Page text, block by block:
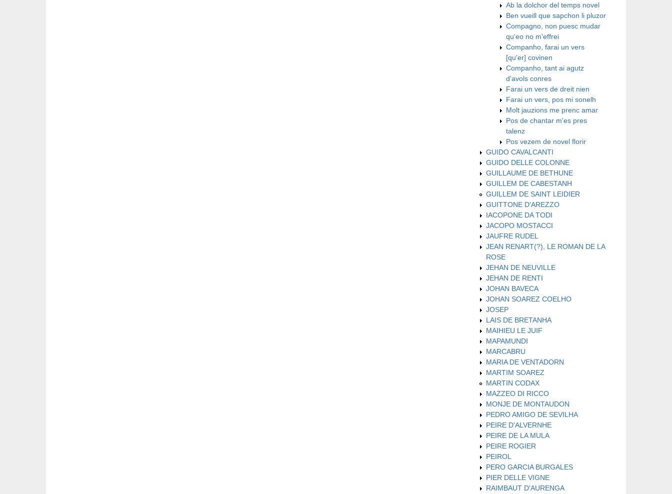
Ab la dolchor del temps novel
Ben vueill que sapchon li pluzor
Compagno, non puesc mudar
qu'eo no m'effrei
Companho, farai un vers
[qu'er] covinen
Companho, tant ai agutz
d'avols conres
Farai un vers de dreit nien
Farai un vers, pos mi sonelh
Molt jauzions me prenc amar
Pos de chantar m'es pres
talenz
Pos vezem de novel florir
GUIDO CAVALCANTI
GUIDO DELLE COLONNE
GUILLAUME DE BETHUNE
GUILLEM DE CABESTANH
GUILLEM DE SAINT LEIDIER
GUITTONE D'AREZZO
IACOPONE DA TODI
JACOPO MOSTACCI
JAUFRE RUDEL
JEAN RENART(?), LE ROMAN DE LA
ROSE
JEHAN DE NEUVILLE
JEHAN DE RENTI
JOHAN BAVECA
JOHAN SOAREZ COELHO
JOSEP
LAIS DE BRETANHA
MAIHIEU LE JUIF
MAPAMUNDI
MARCABRU
MARIA DE VENTADORN
MARTIM SOAREZ
MARTIN CODAX
MAZZEO DI RICCO
MONJE DE MONTAUDON
PEDRO AMIGO DE SEVILHA
PEIRE D'ALVERNHE
PEIRE DE LA MULA
PEIRE ROGIER
PEIROL
PERO GARCIA BURGALES
PIER DELLE VIGNE
RAIMBAUT D'AURENGA